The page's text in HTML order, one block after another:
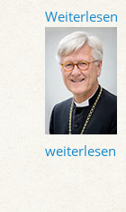
Weiterlesen
weiterlesen